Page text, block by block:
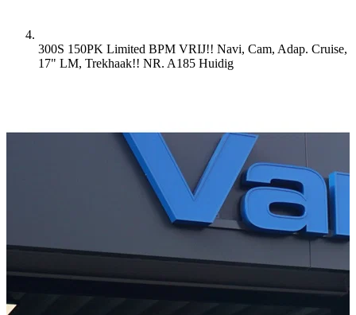
300S 150PK Limited BPM VRIJ!! Navi, Cam, Adap. Cruise,
17" LM, Trekhaak!! NR. A185 Huidig